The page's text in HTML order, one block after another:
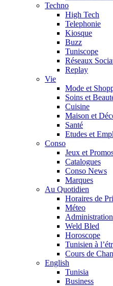
Techno
High Tech
Telephonie
Kiosque
Buzz
Tuniscope
Réseaux
Replay
Vie
Mode et
Soins et
Cuisine
Maison et
Santé
Etudes et
Conso
Jeux et
Catalogues
Conso News
Marques
Au Quotidien
Horaires de
Méteo
Administration
Weld Bled
Horoscope
Tunisien à
Cours de
English
Tunisia
Business